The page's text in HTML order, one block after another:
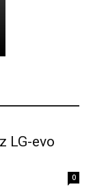
LG-evo
0